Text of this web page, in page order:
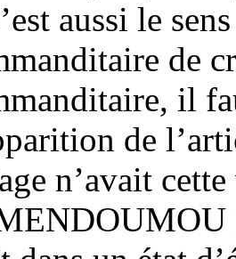
aussi le
de
il
de
n’avait